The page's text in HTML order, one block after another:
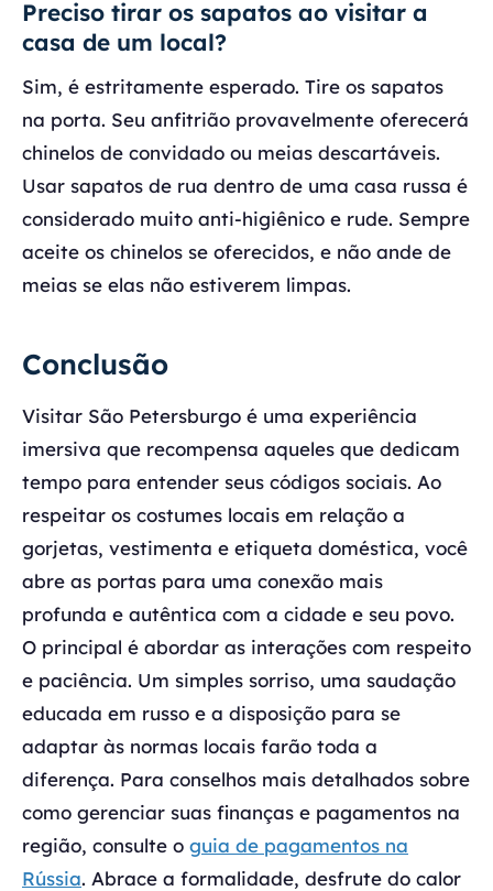
Preciso tirar os sapatos ao visitar a
casa de um local?
Sim, é estritamente esperado. Tire os sapatos
na porta. Seu anfitrião provavelmente oferecerá
chinelos de convidado ou meias descartáveis.
Usar sapatos de rua dentro de uma casa russa é
considerado muito anti-higiênico e rude. Sempre
aceite os chinelos se oferecidos, e não ande de
meias se elas não estiverem limpas.
Conclusão
Visitar São Petersburgo é uma experiência
imersiva que recompensa aqueles que dedicam
tempo para entender seus códigos sociais. Ao
respeitar os costumes locais em relação a
gorjetas, vestimenta e etiqueta doméstica, você
abre as portas para uma conexão mais
profunda e autêntica com a cidade e seu povo.
O principal é abordar as interações com respeito
e paciência. Um simples sorriso, uma saudação
educada em russo e a disposição para se
adaptar às normas locais farão toda a
diferença. Para conselhos mais detalhados sobre
como gerenciar suas finanças e pagamentos na
região, consulte o guia de pagamentos na
Rússia. Abrace a formalidade, desfrute do calor